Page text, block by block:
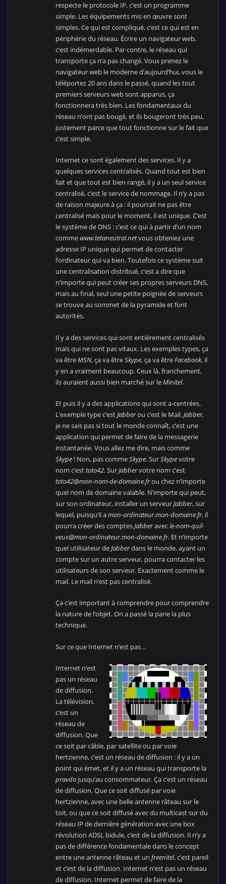
respecte le protocole IP, c’est un programme
simple. Les équipements mis en œuvre sont
simples. Ce qui est compliqué, c’est ce qui est en
périphérie du réseau. Écrire un navigateur web,
c’est indémerdable. Par contre, le réseau qui
transporte ça n’a pas changé. Vous prenez le
navigateur web le moderne d’aujourd’hui, vous le
téléportez 20 ans dans le passé, quand les tout
premiers serveurs web sont apparus, ça
fonctionnera très bien. Les fondamentaux du
réseau n’ont pas bougé, et ils bougeront très peu,
justement parce que tout fonctionne sur le fait que
c’est simple.
Internet ce sont également des services. Il y a
quelques services centralisés. Quand tout est bien
fait et que tout est bien rangé, il y a un seul service
centralisé, c’est le service de nommage. Il n’y a pas
de raison majeure à ça : il pourrait ne pas être
centralisé mais pour le moment, il est unique. C’est
le système de DNS : c’est ce qui à partir d’un nom
commewww.tetaneutral.netvous obteniez une
adresse IP unique qui permet de contacter
l’ordinateur qui va bien. Toutefois ce système suit
une centralisation distribué, c’est a dire que
n’importe qui peut créer ses propres serveurs DNS,
mais au final, seul une petite poignée de serveurs
se trouve au sommet de la pyramide et font
autorités.
Il y a des services qui sont entièrement centralisés
mais qui ne sont pas vitaux. Les exemples types, ça
va êtreMSN, ça va êtreSkype, ça va êtreFacebook, il
y en a vraiment beaucoup. Ceux là, franchement,
ils auraient aussi bien marché sur leMinitel.
Et puis il y a des applications qui sont a-centrées.
L’exemple type c’estJabberou c’est le Mail.Jabber,
je ne sais pas si tout le monde connaît, c’est une
application qui permet de faire de la messagerie
instantanée. Vous allez me dire, mais comme
Skype ! Non, pas commeSkype. SurSkypevotre
nom c’esttoto42. SurJabbervotre nom c’est
toto42@mon-nom-de-domaine.frou chez n’importe
quel nom de domaine valable. N’importe qui peut,
sur son ordinateur, installer un serveurJabber, sur
lequel, puisqu’il amon-ordinateur.mon-domaine.fr, il
pourra créer des comptesJabberavecle-nom-quil-
veux@mon-ordinateur.mon-domaine.fr. Et n’importe
quel utilisateur deJabberdans le monde, ayant un
compte sur un autre serveur, pourra contacter les
utilisateurs de son serveur. Exactement comme le
mail. Le mail n’est pas centralisé.
Ça c’est important à comprendre pour comprendre
la nature de l’objet. On a passé la parie la plus
technique.
Sur ce que Internet n’est pas…
Internet n’est
pas un réseau
de diffusion.
La télévision,
c’est un
réseau de
diffusion. Que
ce soit par câble, par satellite ou par voie
hertzienne, c’est un réseau de diffusion : il y a un
point qui émet, et il y a un réseau qui transporte la
pravda jusqu’au consommateur. Ça c’est un réseau
de diffusion. Que ce soit diffusé par voie
hertzienne, avec une belle antenne râteau sur le
toit, ou que ce soit diffusé avec du multicast sur du
réseau IP de dernière génération avec une box
révolution ADSL bidule, c’est de la diffusion. Il n’y a
pas de différence fondamentale dans le concept
entre une antenne râteau et unfreenitel, c’est pareil
et c’est de la diffusion. Internet n’est pas un réseau
de diffusion. Internet permet de faire de la